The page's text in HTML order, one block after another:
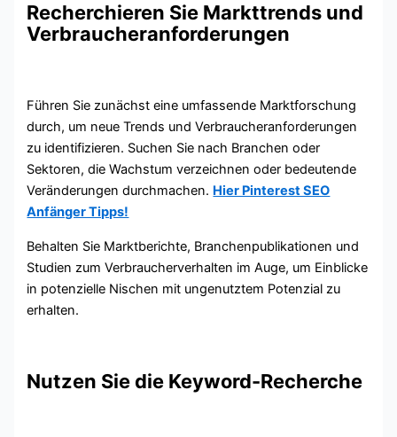
Recherchieren Sie Markttrends und
Verbraucheranforderungen
Führen Sie zunächst eine umfassende Marktforschung
durch, um neue Trends und Verbraucheranforderungen
zu identifizieren. Suchen Sie nach Branchen oder
Sektoren, die Wachstum verzeichnen oder bedeutende
Veränderungen durchmachen. Hier Pinterest SEO
Anfänger Tipps!
Behalten Sie Marktberichte, Branchenpublikationen und
Studien zum Verbraucherverhalten im Auge, um Einblicke
in potenzielle Nischen mit ungenutztem Potenzial zu
erhalten.
Nutzen Sie die Keyword-Recherche